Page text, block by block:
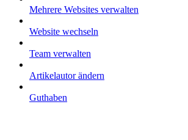
Mehrere Websites verwalten
Website wechseln
Team verwalten
Artikelautor ändern
Guthaben